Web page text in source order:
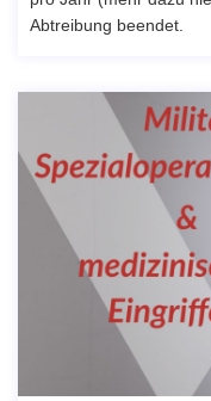
Abtreibung beendet.